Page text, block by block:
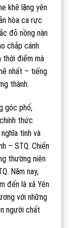
khẽ lặng yên
hòa ca rực
đỏ nồng nàn
chắp cánh
thời điểm mà
nhất – tiếng
thành.
góc phố,
thức
tình và
– STQ. Chiến
thường niên
Năm nay,
đến là xã Yên
với những
người chất